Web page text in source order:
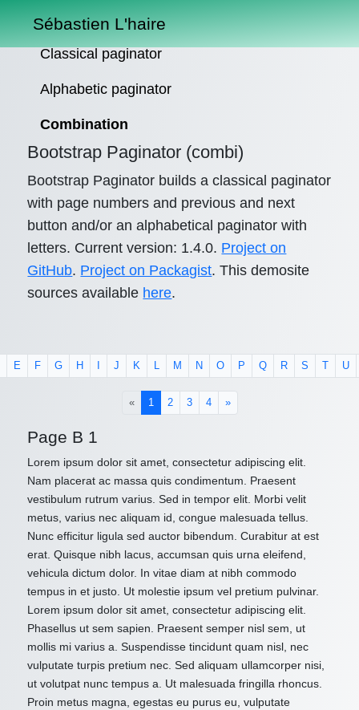
Sébastien L'haire
Classical paginator
Alphabetic paginator
Combination
Bootstrap Paginator (combi)
Bootstrap Paginator builds a classical paginator
with page numbers and previous and next
button and/or an alphabetical paginator with
letters. Current version: 1.4.0. Project on
GitHub. Project on Packagist. This demosite
sources available here.
E F G H J K L M N O P Q R S U
« 1 (current)
2 3 4 »
Page B 1
Lorem ipsum dolor sit amet, consectetur adipiscing elit.
Nam placerat ac massa quis condimentum. Praesent
vestibulum rutrum varius. Sed in tempor elit. Morbi velit
metus, varius nec aliquam id, congue malesuada tellus.
Nunc efficitur ligula sed auctor bibendum. Curabitur at est
erat. Quisque nibh lacus, accumsan quis urna eleifend,
vehicula dictum dolor. In vitae diam at nibh commodo
tempus in et justo. Ut molestie ipsum vel pretium pulvinar.
Lorem ipsum dolor sit amet, consectetur adipiscing elit.
Phasellus ut sem sapien. Praesent semper nisl sem, ut
mollis mi varius a. Suspendisse tincidunt quam nisl, nec
vulputate turpis pretium nec. Sed aliquam ullamcorper nisi,
ut volutpat nunc tempus a. Ut malesuada fringilla rhoncus.
Proin metus magna, egestas eu purus eu, vulputate